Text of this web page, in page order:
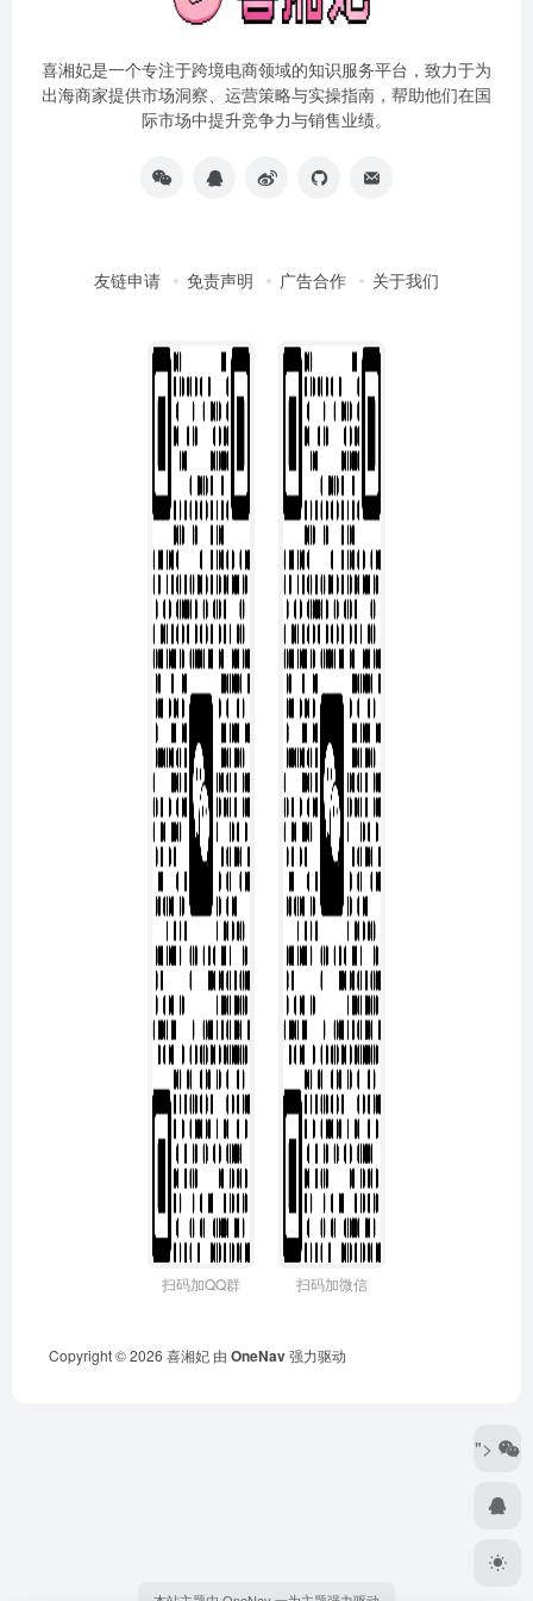
喜湘妃是一个专注于跨境电商领域的知识服务平台，致力于为
出海商家提供市场洞察、运营策略与实操指南，帮助他们在国
际市场中提升竞争力与销售业绩。
友链申请 免责声明 广告合作 关于我们
扫码加QQ群 扫码加微信
Copyright © 2026 喜湘妃 由 OneNav强力驱动
">